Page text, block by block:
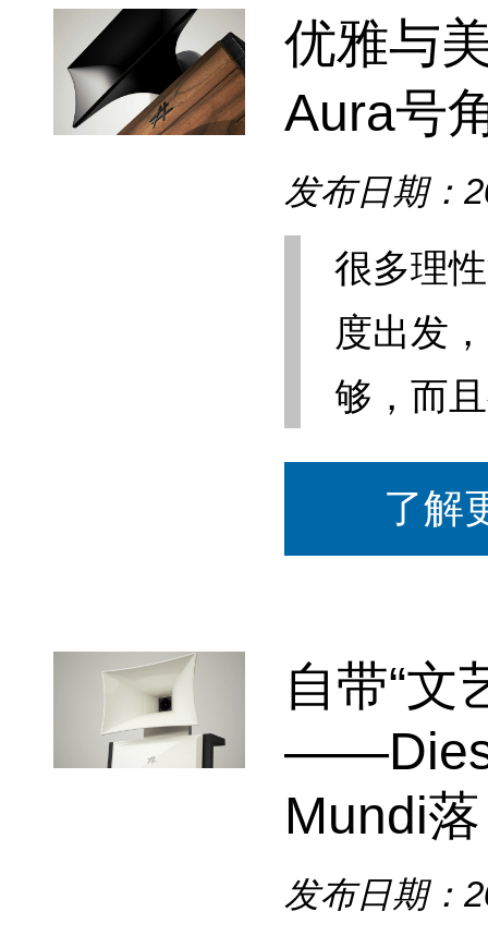
优雅与
Aura号
发布日期：
很多理
度出发
够，而
了解
自带“文
Mundi
发布日期：